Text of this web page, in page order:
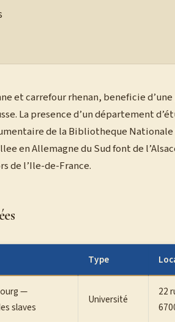
et carrefour rhenan, beneficie
La presence d’un département
de la Bibliotheque
en Allemagne du Sud font de
de l’Ile-de-France.
Type
—
slaves
Université
22